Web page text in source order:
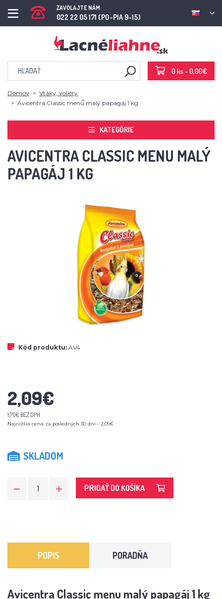
ZAVOLAJTE NÁM
022 22 05 171 (PO-PIA 9-15)
0 ks - 0,00€
Domov
Vtáky, voliéry
Avicentra Classic menu malý papagáj 1 kg
KATEGÓRIE
AVICENTRA CLASSIC MENU MALÝ
PAPAGÁJ 1 KG
Kód produktu: AV4
2,09€
1,70€ BEZ DPH
Najnižšia cena za posledných 30 dní - 2,09€
SKLADOM
PRIDAŤ DO KOŠÍKA
POPIS PORADŇA
Avicentra Classic menu malý papagáj 1 kg